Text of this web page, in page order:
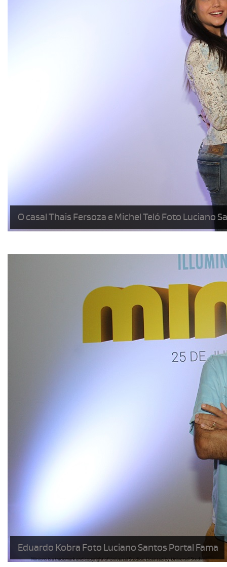
O casal Thais Fersoza e Michel Teló Foto Luciano
Eduardo Kobra Foto Luciano Santos Portal Fama